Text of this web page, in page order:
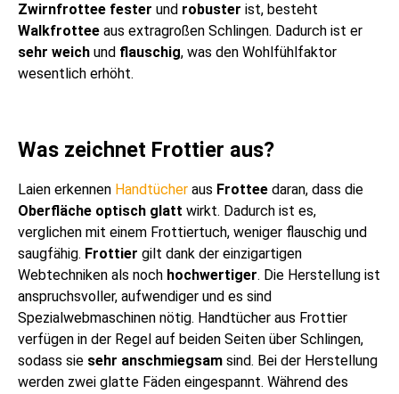
Zwirnfrottee fester und robuster ist, besteht
Walkfrottee aus extragroßen Schlingen. Dadurch ist er
sehr weich und flauschig, was den Wohlfühlfaktor
wesentlich erhöht.
Was zeichnet Frottier aus?
Laien erkennen Handtücher aus Frottee daran, dass die
Oberfläche optisch glatt wirkt. Dadurch ist es,
verglichen mit einem Frottiertuch, weniger flauschig und
saugfähig. Frottier gilt dank der einzigartigen
Webtechniken als noch hochwertiger. Die Herstellung ist
anspruchsvoller, aufwendiger und es sind
Spezialwebmaschinen nötig. Handtücher aus Frottier
verfügen in der Regel auf beiden Seiten über Schlingen,
sodass sie sehr anschmiegsam sind. Bei der Herstellung
werden zwei glatte Fäden eingespannt. Während des